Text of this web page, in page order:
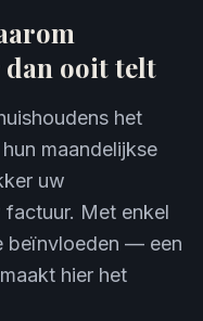
ooit telt
het
maandelijkse
uw
Met enkel
beïnvloeden — een
hier het